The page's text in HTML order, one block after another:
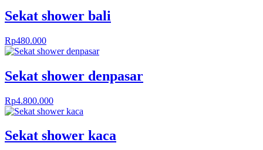
Sekat shower bali
Rp480.000
Sekat shower denpasar
Rp4.800.000
Sekat shower kaca